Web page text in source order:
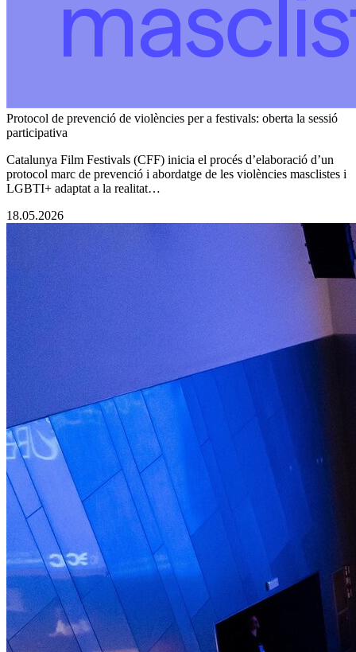
Protocol de prevenció de violències per a festivals: oberta la sessió
participativa
Catalunya Film Festivals (CFF) inicia el procés d’elaboració d’un
protocol marc de prevenció i abordatge de les violències masclistes i
LGBTI+ adaptat a la realitat…
18.05.2026